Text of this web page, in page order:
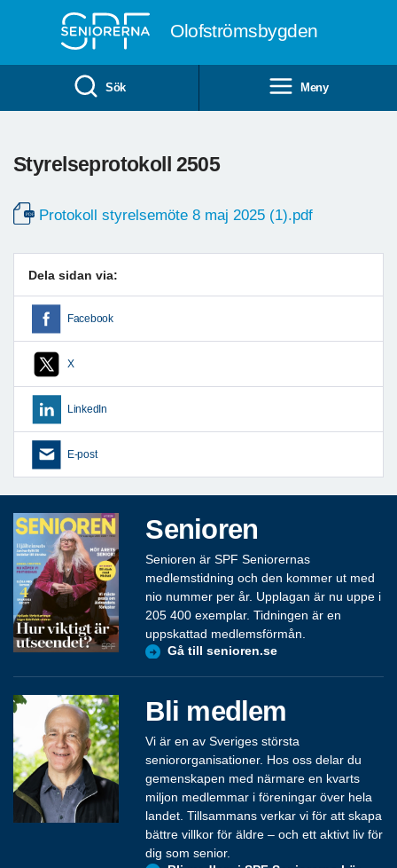
Olofströmsbygden
Sök Meny
Styrelseprotokoll 2505
Protokoll styrelsemöte 8 maj 2025 (1).pdf
Dela sidan via:
Facebook
X
LinkedIn
E-post
Senioren
Senioren är SPF Seniorernas
medlemstidning och den kommer ut med
nio nummer per år. Upplagan är nu uppe i
205 400 exemplar. Tidningen är en
uppskattad medlemsförmån.
Gå till senioren.se
Bli medlem
Vi är en av Sveriges största
seniororganisationer. Hos oss delar du
gemenskapen med närmare en kvarts
miljon medlemmar i föreningar över hela
landet. Tillsammans verkar vi för att skapa
bättre villkor för äldre – och ett aktivt liv för
dig som senior.